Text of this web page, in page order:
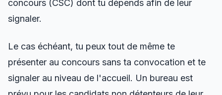
concours (CSC) dont tu dépends afin de leur
signaler.
Le cas échéant, tu peux tout de même te
présenter au concours sans ta convocation et te
signaler au niveau de l'accueil. Un bureau est